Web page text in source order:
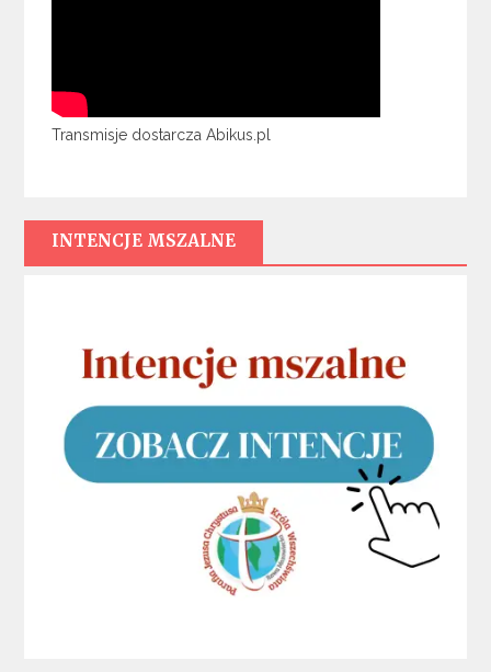
Transmisje dostarcza Abikus.pl
INTENCJE MSZALNE